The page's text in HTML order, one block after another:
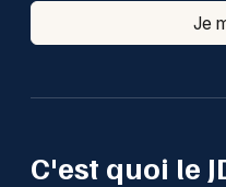
C'est quoi le
Je